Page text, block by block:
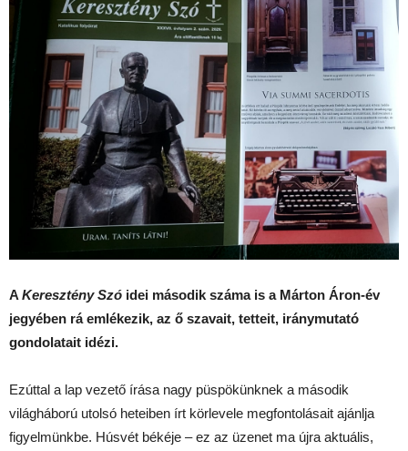
A Keresztény Szó idei második száma is a Márton Áron-év
jegyében rá emlékezik, az ő szavait, tetteit, iránymutató
gondolatait idézi.
Ezúttal a lap vezető írása nagy püspökünknek a második
világháború utolsó heteiben írt körlevele megfontolásait ajánlja
figyelmünkbe. Húsvét békéje – ez az üzenet ma újra aktuális,